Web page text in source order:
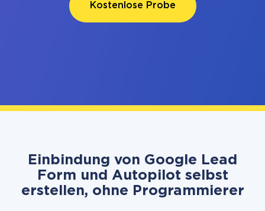
Kostenlose Probe
Einbindung von Google Lead
Form und Autopilot selbst
erstellen, ohne Programmierer